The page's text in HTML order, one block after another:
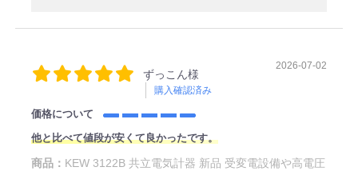
ずっこん様
購入確認済み
2026-07-02
価格について
他と比べて値段が安くて良かったです。
商品： KEW 3122B 共立電気計器 新品 受変電設備や高電圧